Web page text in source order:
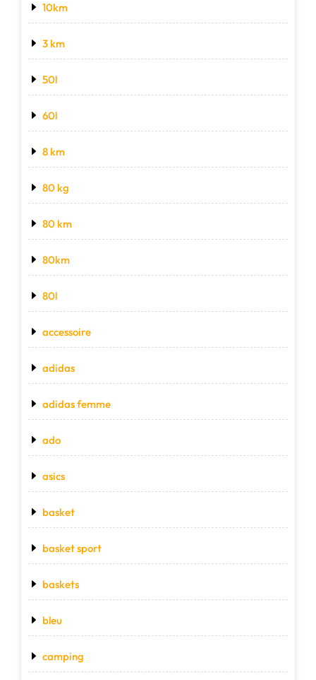
10km
3 km
50l
60l
8 km
80 kg
80 km
80km
80l
accessoire
adidas
adidas femme
ado
asics
basket
basket sport
baskets
bleu
camping